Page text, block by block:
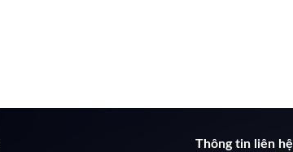
Thông tin liên hệ